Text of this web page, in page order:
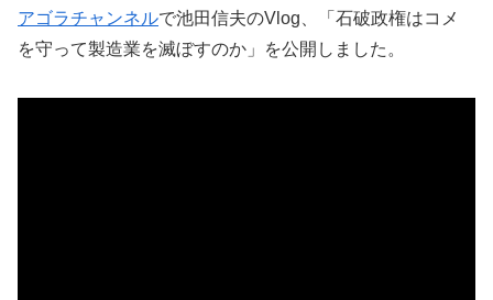
アゴラチャンネルで池田信夫のVlog、「石破政権はコメ
を守って製造業を滅ぼすのか」を公開しました。